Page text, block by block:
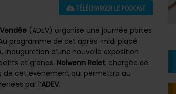
TÉLÉCHARGER LE PODCAST
(ADEV) organise une journée portes
programme de cet après-midi placé
d’une nouvelle exposition
et grands. Nolwenn Relet, chargée de
de cet événement qui permettra au
par l’ADEV.